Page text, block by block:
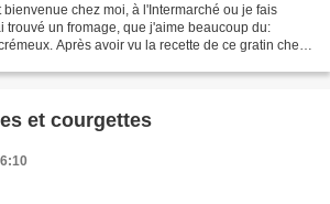
chez moi, à l'Intermarché ou je fais
trouvé un fromage, que j'aime beaucoup du:
Après avoir vu la recette de ce gratin chez
et courgettes